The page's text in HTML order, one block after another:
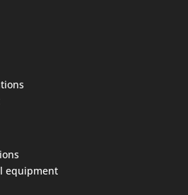
equipment